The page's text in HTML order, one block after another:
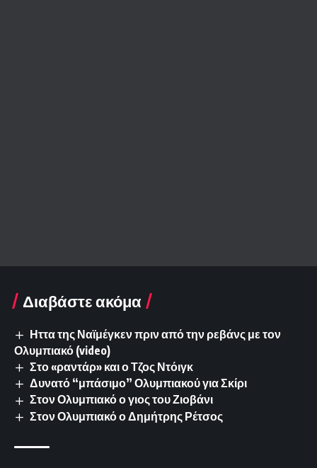
Διαβάστε ακόμα
Ηττα της Ναϊμέγκεν πριν από την ρεβάνς με τον
Ολυμπιακό (video)
Στο «ραντάρ» και ο Τζος Ντόιγκ
Δυνατό “μπάσιμο” Ολυμπιακού για Σκίρι
Στον Ολυμπιακό ο γιος του Ζιοβάνι
Στον Ολυμπιακό ο Δημήτρης Ρέτσος